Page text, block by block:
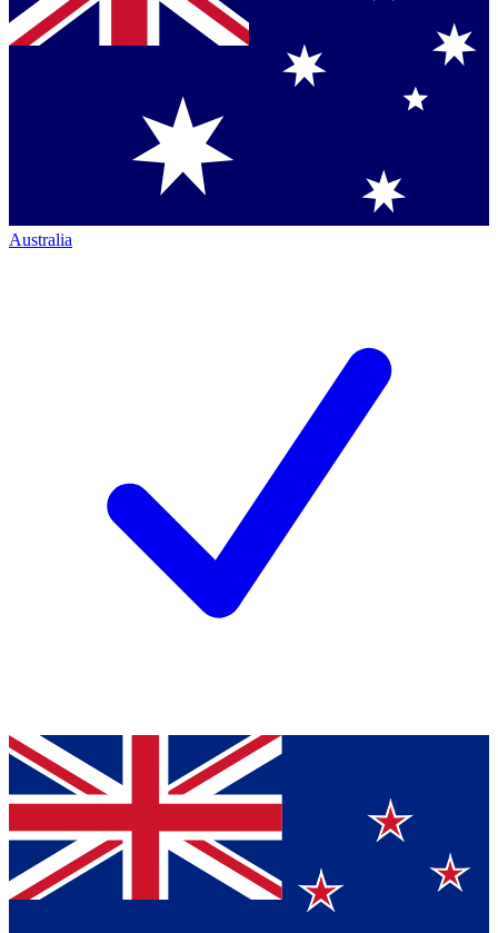
Australia